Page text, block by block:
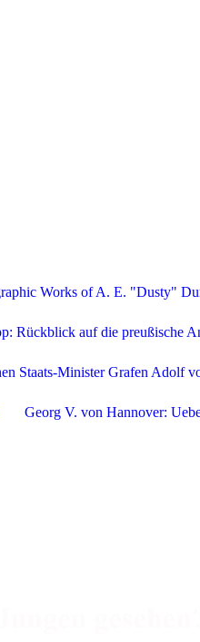
Works of A. E. "Dusty"
Rückblick auf die preußische
Staats-Minister Grafen Adolf
Georg V. von Hannover: